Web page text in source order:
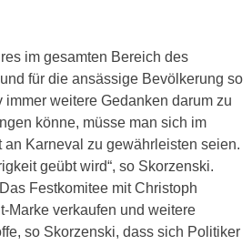
im gesamten Bereich des
für die ansässige Bevölkerung so
weitere Gedanken darum zu
könne, müsse man sich im
Karneval zu gewährleisten seien.
geübt wird“, so Skorzenski.
Festkomitee mit Christoph
Marke verkaufen und weitere
so Skorzenski, dass sich Politiker